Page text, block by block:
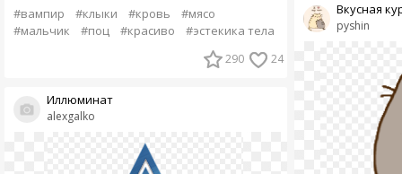
#вампир #клыки #кровь
#мясо
#мальчик
#поц #красиво #эстекика тела
290 24
alexgalko
Иллюминат
pyshin
Вкусная